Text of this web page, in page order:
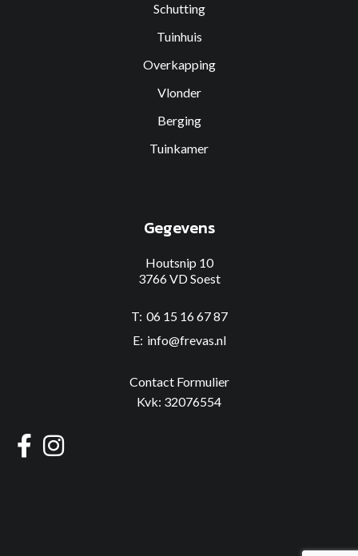
Schutting
Tuinhuis
Overkapping
Vlonder
Berging
Tuinkamer
Gegevens
Houtsnip 10
3766 VD Soest
06 15 16 67 87
info@frevas.nl
Contact Formulier
Kvk: 32076554